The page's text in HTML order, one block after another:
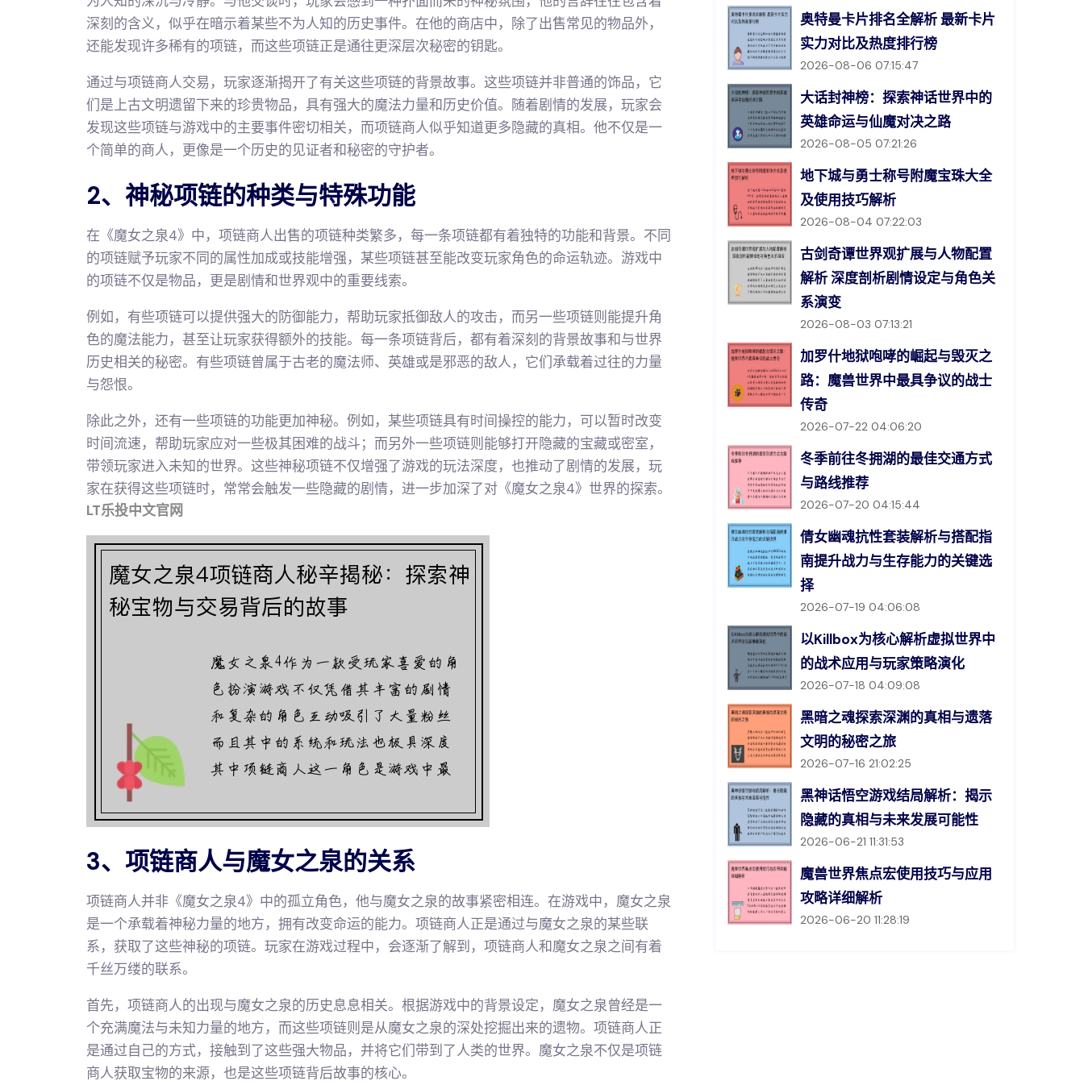
深刻的含义，似乎在暗示着某些不为人知的历史事件。在他的商店中，除了出售常见的物品外，
还能发现许多稀有的项链，而这些项链正是通往更深层次秘密的钥匙。
通过与项链商人交易，玩家逐渐揭开了有关这些项链的背景故事。这些项链并非普通的饰品，它
们是上古文明遗留下来的珍贵物品，具有强大的魔法力量和历史价值。随着剧情的发展，玩家会
发现这些项链与游戏中的主要事件密切相关，而项链商人似乎知道更多隐藏的真相。他不仅是一
个简单的商人，更像是一个历史的见证者和秘密的守护者。
2、神秘项链的种类与特殊功能
在《魔女之泉4》中，项链商人出售的项链种类繁多，每一条项链都有着独特的功能和背景。不同
的项链赋予玩家不同的属性加成或技能增强，某些项链甚至能改变玩家角色的命运轨迹。游戏中
的项链不仅是物品，更是剧情和世界观中的重要线索。
例如，有些项链可以提供强大的防御能力，帮助玩家抵御敌人的攻击，而另一些项链则能提升角
色的魔法能力，甚至让玩家获得额外的技能。每一条项链背后，都有着深刻的背景故事和与世界
历史相关的秘密。有些项链曾属于古老的魔法师、英雄或是邪恶的敌人，它们承载着过往的力量
与怨恨。
除此之外，还有一些项链的功能更加神秘。例如，某些项链具有时间操控的能力，可以暂时改变
时间流速，帮助玩家应对一些极其困难的战斗；而另外一些项链则能够打开隐藏的宝藏或密室，
带领玩家进入未知的世界。这些神秘项链不仅增强了游戏的玩法深度，也推动了剧情的发展，玩
家在获得这些项链时，常常会触发一些隐藏的剧情，进一步加深了对《魔女之泉4》世界的探索。
LT乐投中文官网
3、项链商人与魔女之泉的关系
项链商人并非《魔女之泉4》中的孤立角色，他与魔女之泉的故事紧密相连。在游戏中，魔女之泉
是一个承载着神秘力量的地方，拥有改变命运的能力。项链商人正是通过与魔女之泉的某些联
系，获取了这些神秘的项链。玩家在游戏过程中，会逐渐了解到，项链商人和魔女之泉之间有着
千丝万缕的联系。
首先，项链商人的出现与魔女之泉的历史息息相关。根据游戏中的背景设定，魔女之泉曾经是一
个充满魔法与未知力量的地方，而这些项链则是从魔女之泉的深处挖掘出来的遗物。项链商人正
是通过自己的方式，接触到了这些强大物品，并将它们带到了人类的世界。魔女之泉不仅是项链
商人获取宝物的来源，也是这些项链背后故事的核心。
奥特曼卡片排名全解析 最新卡片
实力对比及热度排行榜
2026-08-06 07:15:47
大话封神榜：探索神话世界中的
英雄命运与仙魔对决之路
2026-08-05 07:21:26
地下城与勇士称号附魔宝珠大全
及使用技巧解析
2026-08-04 07:22:03
古剑奇谭世界观扩展与人物配置
解析 深度剖析剧情设定与角色关
系演变
2026-08-03 07:13:21
加罗什地狱咆哮的崛起与毁灭之
路：魔兽世界中最具争议的战士
传奇
2026-07-22 04:06:20
冬季前往冬拥湖的最佳交通方式
与路线推荐
2026-07-20 04:15:44
倩女幽魂抗性套装解析与搭配指
南提升战力与生存能力的关键选
择
2026-07-19 04:06:08
以Killbox为核心解析虚拟世界中
的战术应用与玩家策略演化
2026-07-18 04:09:08
黑暗之魂探索深渊的真相与遗落
文明的秘密之旅
2026-07-16 21:02:25
黑神话悟空游戏结局解析：揭示
隐藏的真相与未来发展可能性
2026-06-21 11:31:53
魔兽世界焦点宏使用技巧与应用
攻略详细解析
2026-06-20 11:28:19